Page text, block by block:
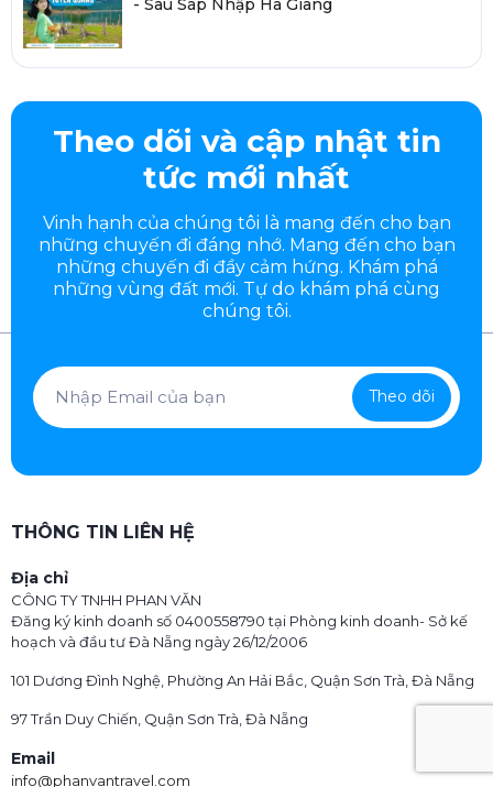
- Sau Sáp Nhập Hà Giang
Theo dõi và cập nhật tin
tức mới nhất
Vinh hạnh của chúng tôi là mang đến cho bạn
những chuyến đi đáng nhớ. Mang đến cho bạn
những chuyến đi đầycảm hứng. Khám phá
những vùng đất mới. Tự do khám phá cùng
chúng tôi.
Theo dõi
THÔNG TIN LIÊN HỆ
Địa chỉ
CÔNG TY TNHH PHAN VĂN
Đăng ký kinh doanh số 0400558790 tại Phòng kinh doanh- Sở kế
hoạch và đầu tư Đà Nẵng ngày 26/12/2006
101 Dương Đình Nghệ, Phường An Hải Bắc, Quận Sơn Trà, Đà Nẵng
97 Trần Duy Chiến, Quận Sơn Trà, Đà Nẵng
Email
info@phanvantravel.com